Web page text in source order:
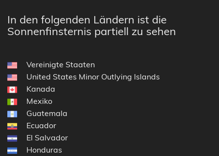
In den folgenden Ländern ist die
Sonnenfinsternis partiell zu sehen
Vereinigte Staaten
United States Minor Outlying Islands
Kanada
Mexiko
Guatemala
Ecuador
El Salvador
Honduras